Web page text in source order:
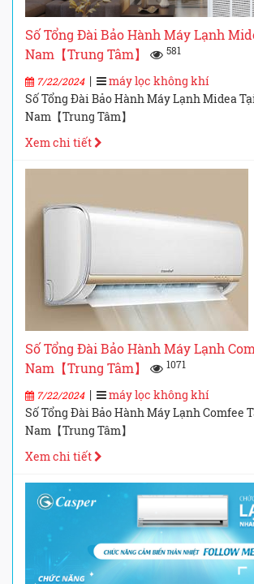
Số Tổng Đài Bảo Hành Máy Lạnh
Nam【Trung Tâm】
581
7/22/2024|
máy lọc không khí
Số Tổng Đài Bảo Hành Máy Lạnh Midea
Nam【Trung Tâm】
Xem chi tiết
Số Tổng Đài Bảo Hành Máy Lạnh
Nam【Trung Tâm】
1071
7/22/2024|
máy lọc không khí
Số Tổng Đài Bảo Hành Máy Lạnh Comfee
Nam【Trung Tâm】
Xem chi tiết